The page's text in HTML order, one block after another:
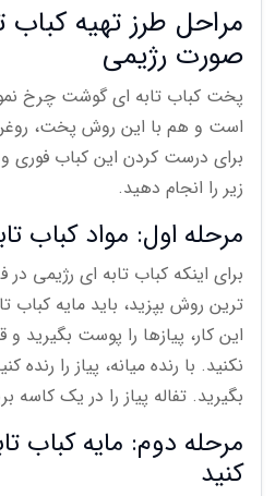
مراحل طرز تهیه کباب
صورت رژیمی
پخت کباب تابه ای گوشت چرخ
است و هم با این روش پخت،
برای درست کردن این کباب فوری
زیر را انجام دهید.
مرحله اول: مواد کباب
برای اینکه کباب تابه ای رژیمی
ترین روش بپزید، باید مایه کباب
این کار، پیازها را پوست بگیرید
نکنید. با رنده میانه، پیاز را
بگیرید. تفاله پیاز را در یک کاسه
مرحله دوم: مایه کباب
کنید